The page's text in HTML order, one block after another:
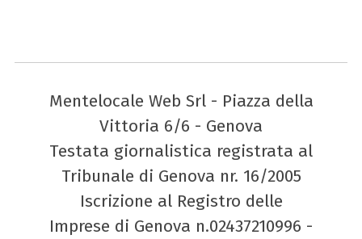
Mentelocale Web Srl - Piazza della
Vittoria 6/6 - Genova
Testata giornalistica registrata al
Tribunale di Genova nr. 16/2005
Iscrizione al Registro delle
Imprese di Genova n.02437210996 -